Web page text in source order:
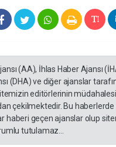
(AA), İhlas Haber Ajansı
(DHA) ve diğer ajanslar
editörlerinin
çekilmektedir. Bu
haberi geçen ajanslar olup
tutulamaz...